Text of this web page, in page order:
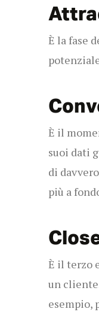
È la fase
È il
suoi dati
di
più a
È il terzo
un
esempio,